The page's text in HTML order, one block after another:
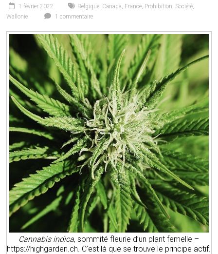
1 février 2022 Belgique, Canada, France, Prohibition, Société,
Wallonie
1 commentaire
Cannabis indica, sommité fleurie d’un plant femelle –
https://highgarden.ch. C’est là que se trouve le principe actif.